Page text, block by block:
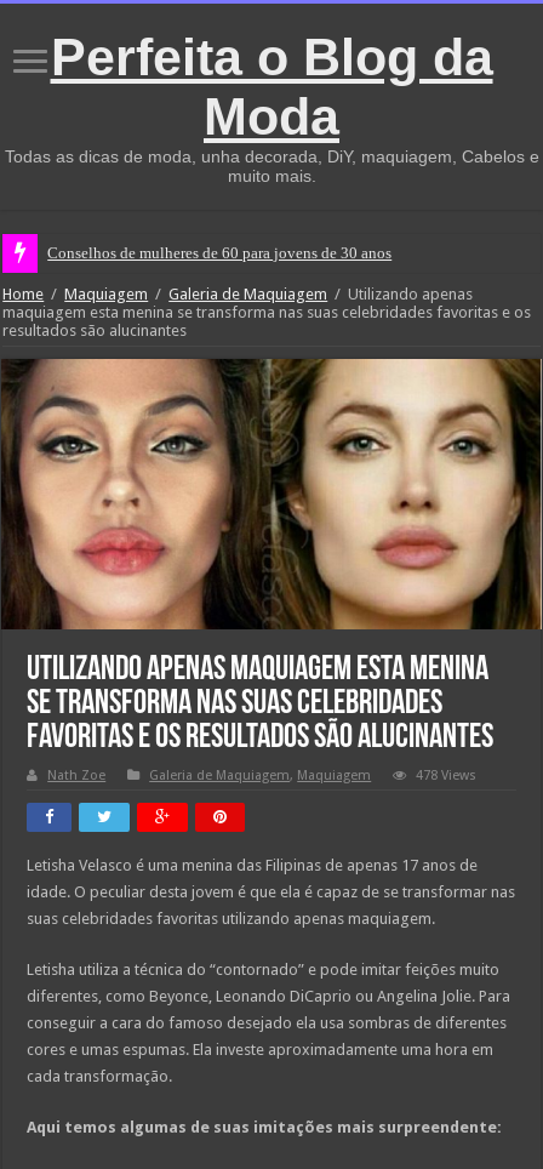
Perfeita o Blog da
Moda
Todas as dicas de moda, unha decorada, DiY, maquiagem, Cabelos e
muito mais.
Conselhos de mulheres de 60 para jovens de 30 anos
Home / Maquiagem / Galeria de Maquiagem / Utilizando apenas
maquiagem esta menina se transforma nas suas celebridades favoritas e os
resultados são alucinantes
Utilizando apenas maquiagem esta menina
se transforma nas suas celebridades
favoritas e os resultados são alucinantes
Nath Zoe Galeria de Maquiagem, Maquiagem 478 Views
Letisha Velasco é uma menina das Filipinas de apenas 17 anos de
idade. O peculiar desta jovem é que ela é capaz de se transformar nas
suas celebridades favoritas utilizando apenas maquiagem.
Letisha utiliza a técnica do “contornado” e pode imitar feições muito
diferentes, como Beyonce, Leonando DiCaprio ou Angelina Jolie. Para
conseguir a cara do famoso desejado ela usa sombras de diferentes
cores e umas espumas. Ela investe aproximadamente uma hora em
cada transformação.
Aqui temos algumas de suas imitações mais surpreendente: